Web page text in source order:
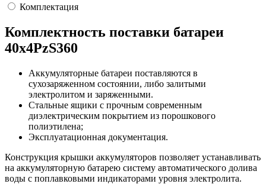
Комплектация
Комплектность поставки батареи
40х4РzS360
Аккумуляторные батареи поставляются в
сухозаряженном состоянии, либо залитыми
электролитом и заряженными.
Стальные ящики с прочным современным
диэлектрическим покрытием из порошкового
полиэтилена;
Эксплуатационная документация.
Конструкция крышки аккумуляторов позволяет устанавливать
на аккумуляторную батарею систему автоматического долива
воды с поплавковыми индикаторами уровня электролита.